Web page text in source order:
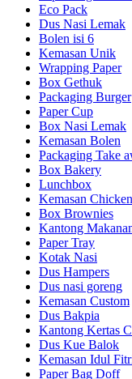
Eco Pack
Dus Nasi Lemak
Bolen isi 6
Kemasan Unik
Wrapping Paper
Box Gethuk
Packaging Burger
Paper Cup
Box Nasi Lemak
Kemasan Bolen
Packaging Take
Box Bakery
Lunchbox
Kemasan
Box Brownies
Kantong
Paper Tray
Kotak Nasi
Dus Hampers
Dus nasi goreng
Kemasan Custom
Dus Bakpia
Kantong Kertas
Dus Kue Balok
Kemasan Idul
Paper Bag Doff